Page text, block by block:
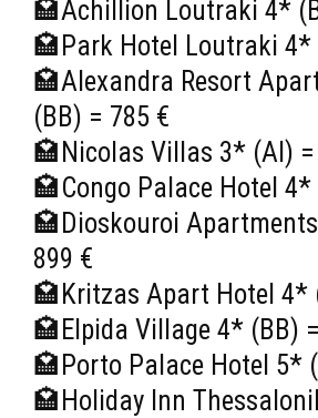
🏩Achillion Loutraki 4*
🏩Park Hotel Loutraki 4*
🏩Alexandra Resort
(BB) = 785 €
🏩Nicolas Villas 3* (Al) =
🏩Congo Palace Hotel 4*
🏩Dioskouroi
899 €
🏩Kritzas Apart Hotel 4*
🏩Elpida Village 4* (BB)
🏩Porto Palace Hotel 5*
🏩Holiday Inn